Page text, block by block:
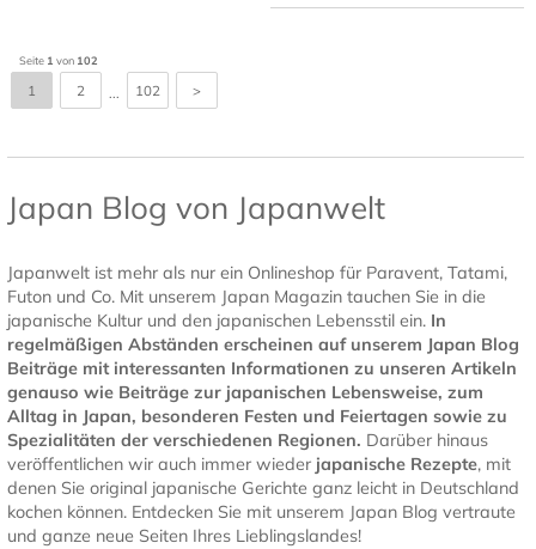
Seite 1 von 102
1 2 ... 102 >
Japan Blog von Japanwelt
Japanwelt ist mehr als nur ein Onlineshop für Paravent, Tatami,
Futon und Co. Mit unserem Japan Magazin tauchen Sie in die
japanische Kultur und den japanischen Lebensstil ein. In
regelmäßigen Abständen erscheinen auf unserem Japan Blog
Beiträge mit interessanten Informationen zu unseren Artikeln
genauso wie Beiträge zur japanischen Lebensweise, zum
Alltag in Japan, besonderen Festen und Feiertagen sowie zu
Spezialitäten der verschiedenen Regionen. Darüber hinaus
veröffentlichen wir auch immer wieder japanische Rezepte, mit
denen Sie original japanische Gerichte ganz leicht in Deutschland
kochen können. Entdecken Sie mit unserem Japan Blog vertraute
und ganze neue Seiten Ihres Lieblingslandes!